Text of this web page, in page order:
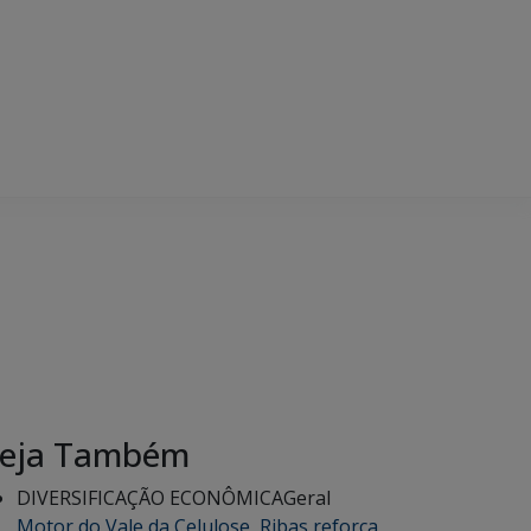
Também
DIVERSIFICAÇÃO ECONÔMICAGeral